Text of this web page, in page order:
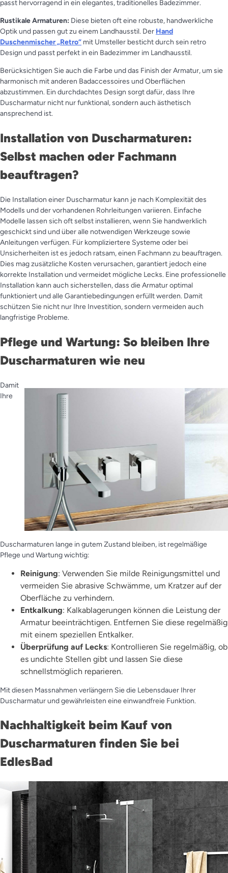
passt hervorragend in ein elegantes, traditionelles Badezimmer.
Rustikale Armaturen: Diese bieten oft eine robuste, handwerkliche
Optik und passen gut zu einem Landhausstil. Der Hand
Duschenmischer „Retro“ mit Umsteller besticht durch sein retro
Design und passt perfekt in ein Badezimmer im Landhausstil.
Berücksichtigen Sie auch die Farbe und das Finish der Armatur, um sie
harmonisch mit anderen Badaccessoires und Oberflächen
abzustimmen. Ein durchdachtes Design sorgt dafür, dass Ihre
Duscharmatur nicht nur funktional, sondern auch ästhetisch
ansprechend ist.
Installation von Duscharmaturen:
Selbst machen oder Fachmann
beauftragen?
Die Installation einer Duscharmatur kann je nach Komplexität des
Modells und der vorhandenen Rohrleitungen variieren. Einfache
Modelle lassen sich oft selbst installieren, wenn Sie handwerklich
geschickt sind und über alle notwendigen Werkzeuge sowie
Anleitungen verfügen. Für kompliziertere Systeme oder bei
Unsicherheiten ist es jedoch ratsam, einen Fachmann zu beauftragen.
Dies mag zusätzliche Kosten verursachen, garantiert jedoch eine
korrekte Installation und vermeidet mögliche Lecks. Eine professionelle
Installation kann auch sicherstellen, dass die Armatur optimal
funktioniert und alle Garantiebedingungen erfüllt werden. Damit
schützen Sie nicht nur Ihre Investition, sondern vermeiden auch
langfristige Probleme.
Pflege und Wartung: So bleiben Ihre
Duscharmaturen wie neu
Damit
Ihre
Duscharmaturen lange in gutem Zustand bleiben, ist regelmäßige
Pflege und Wartung wichtig:
Reinigung: Verwenden Sie milde Reinigungsmittel und
vermeiden Sie abrasive Schwämme, um Kratzer auf der
Oberfläche zu verhindern.
Entkalkung: Kalkablagerungen können die Leistung der
Armatur beeinträchtigen. Entfernen Sie diese regelmäßig
mit einem speziellen Entkalker.
Überprüfung auf Lecks: Kontrollieren Sie regelmäßig, ob
es undichte Stellen gibt und lassen Sie diese
schnellstmöglich reparieren.
Mit diesen Massnahmen verlängern Sie die Lebensdauer Ihrer
Duscharmatur und gewährleisten eine einwandfreie Funktion.
Nachhaltigkeit beim Kauf von
Duscharmaturen finden Sie bei
EdlesBad